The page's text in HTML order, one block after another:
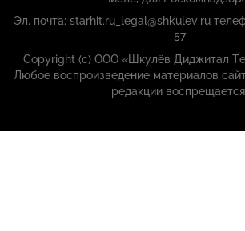
Эл. почта: starhit.ru_legal@shkulev.ru
57
Copyright (с) ООО «Шкулёв Диджитал
Любое воспроизведение материалов
редакции